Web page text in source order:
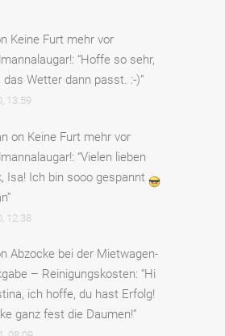
Keine Furt mehr vor
: “Hoffe so sehr,
das Wetter dann passt. :-)”
13:59
on Keine Furt mehr vor
: “Vielen lieben
Isa! Ich bin sooo gespannt
”
12:38
Abzocke bei der Mietwagen-
– Reinigungskosten: “Hi
ich hoffe, du hast Erfolg!
ganz fest die Daumen!”